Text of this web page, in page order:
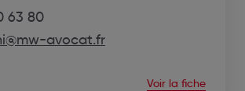
63 80
avocat.fr
Voir la fiche